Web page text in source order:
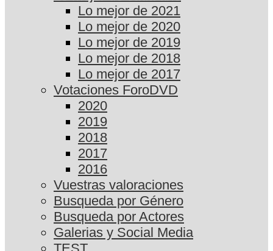
Lo mejor de 2021
Lo mejor de 2020
Lo mejor de 2019
Lo mejor de 2018
Lo mejor de 2017
Votaciones ForoDVD
2020
2019
2018
2017
2016
Vuestras valoraciones
Busqueda por Género
Busqueda por Actores
Galerias y Social Media